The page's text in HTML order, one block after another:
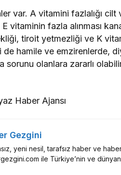
var. A vitamini fazlalığı cilt
vitaminin fazla alınması
tiroit yetmezliği ve K
hamile ve emzirenlerde,
sorunu olanlara zararlı
Haber Ajansı
Gezgini
yeni nesil, tarafsız haber ve
ile Türkiye’nin ve